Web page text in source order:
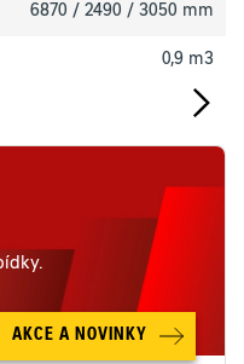
6870 / 2490 / 3050 mm
0,9 m3
AKCE A NOVINKY